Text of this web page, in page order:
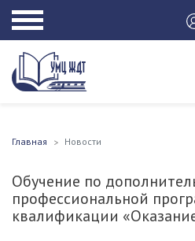
Главная Новости
Обучение по
профессиональной
квалификации